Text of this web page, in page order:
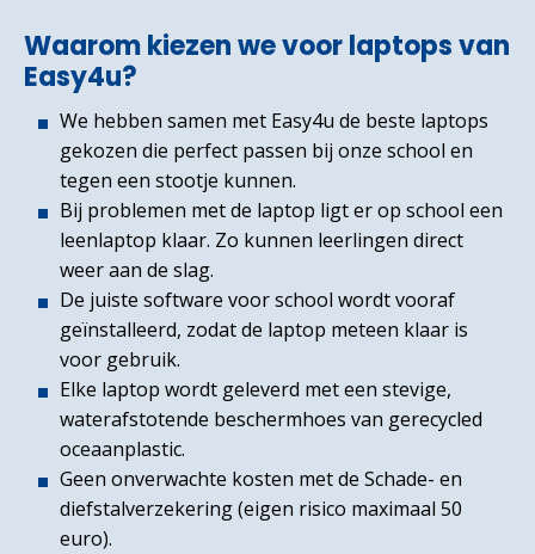
Waarom kiezen we voor laptops van
Easy4u?
We hebben samen met Easy4u de beste laptops
gekozen die perfect passen bij onze school en
tegen een stootje kunnen.
Bij problemen met de laptop ligt er op school een
leenlaptop klaar. Zo kunnen leerlingen direct
weer aan de slag.
De juiste software voor school wordt vooraf
geïnstalleerd, zodat de laptop meteen klaar is
voor gebruik.
Elke laptop wordt geleverd met een stevige,
waterafstotende beschermhoes van gerecycled
oceaanplastic.
Geen onverwachte kosten met de Schade- en
diefstalverzekering (eigen risico maximaal 50
euro).